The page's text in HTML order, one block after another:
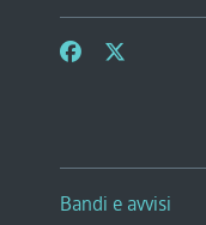
Bandi e avvisi